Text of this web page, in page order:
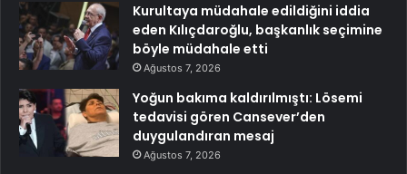
Kurultaya müdahale edildiğini iddia
eden Kılıçdaroğlu, başkanlık seçimine
böyle müdahale etti
Ağustos 7, 2026
Yoğun bakıma kaldırılmıştı: Lösemi
tedavisi gören Cansever’den
duygulandıran mesaj
Ağustos 7, 2026